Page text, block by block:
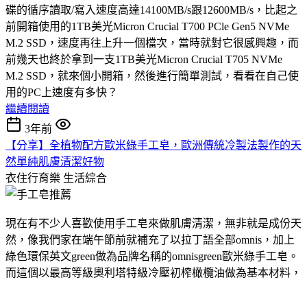
碟的循序讀取/寫入速度高達14100MB/s跟12600MB/s，比起之
前開箱使用的1TB美光Micron Crucial T700 PCle Gen5 NVMe
M.2 SSD，速度再往上升一個檔次，當時就對它很感興趣，而
前幾天也終於拿到一支1TB美光Micron Crucial T705 NVMe
M.2 SSD，就來個小開箱，然後進行簡單測試，看看在自己使
用的PC上速度有多快？
繼續閱讀
3年前
【分享】全植物配方歐米綠手工皂，歐洲傳統冷製法製作的天
然單純肌膚清潔好物
衣住行育樂 生活綜合
現在有不少人喜歡使用手工皂來做肌膚清潔，無非就是成份天
然，像我們家在端午節前就補充了以拉丁語全部omnis，加上
綠色環保英文green做為品牌名稱的omnisgreen歐米綠手工皂。
而這個以最高等級奧利塔特級冷壓初榨橄欖油做為基本材料，